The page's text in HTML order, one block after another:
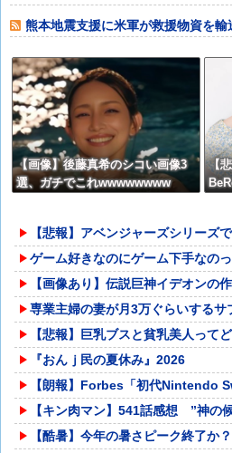
場の実態が判明
熊本地震支援に米軍が救援物資を
【画像】後藤真希のシコい画像3
選、ガチでこれwwwwwwww
【
【悲報】アベンジャーズシリーズ
ゲーム好きなのにゲーム下手なの
【画像あり】伝説巨神イデオンの
専業主婦の妻が月3万ぐらいするサ
【悲報】巨乳ブスと貧乳美人って
『おんｊ民の夏休み』2026
【朗報】Forbes「初代Nintendo
【キン肉マン】541話感想 ”神の
【酷暑】今年の暑さピーク終了か